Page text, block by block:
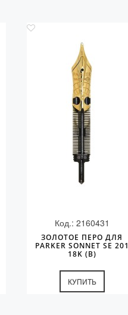
Код.: 2160431
ЗОЛОТОЕ ПЕРО ДЛЯ
PARKER SONNET SE 201
18K (B)
КУПИТЬ